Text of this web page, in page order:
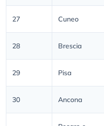
27 Cuneo
28 Brescia
29 Pisa
30 Ancona